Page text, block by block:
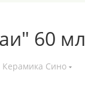
60 мл
Керамика Сино